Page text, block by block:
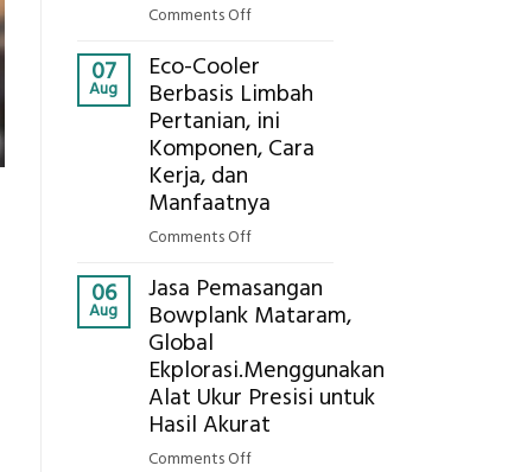
Comments Offon
Sondir
Tanah
Mataram,
Digital
Eksplorasi
Pastikan
07
Aug
Eco-Cooler
Berbasis Limbah
Pertanian, ini
Komponen, Cara
Kerja, dan
Manfaatnya
Comments Offon
Cooler
Berbasis
Pertanian,
ini
Komponen,
06
Aug
Jasa Pemasangan
Bowplank Mataram,
Global
Ekplorasi.Menggunakan
Alat Ukur Presisi untuk
Hasil Akurat
Comments Offon